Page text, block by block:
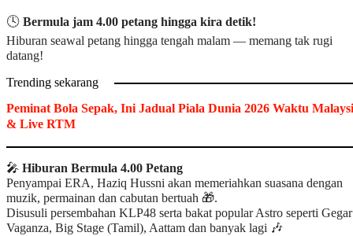
🕓 Bermula jam 4.00 petang hingga kira detik!
Hiburan seawal petang hingga tengah malam — memang tak rugi
datang!
Trending sekarang
Peminat Bola Sepak, Ini Jadual Piala Dunia 2026 Waktu
& Live RTM
🎤 Hiburan Bermula 4.00 Petang
Penyampai ERA, Haziq Hussni akan memeriahkan suasana dengan
muzik, permainan dan cabutan bertuah 🎁.
Disusuli persembahan KLP48 serta bakat popular Astro seperti Gegar
Vaganza, Big Stage (Tamil), Aattam dan banyak lagi 🎶